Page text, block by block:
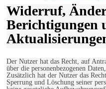
Widerruf,
Berichtigungen
Der Nutzer hat das Recht, auf
über die personenbezogenen
Zusätzlich hat der Nutzer das
Sperrung und Löschung seiner